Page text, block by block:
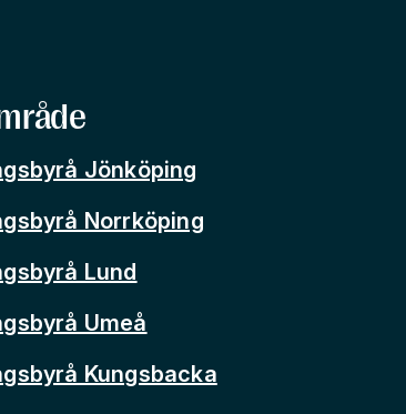
Jönköping
Norrköping
Lund
Umeå
Kungsbacka